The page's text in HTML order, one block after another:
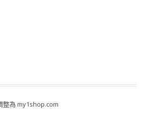
整為 my1shop.com